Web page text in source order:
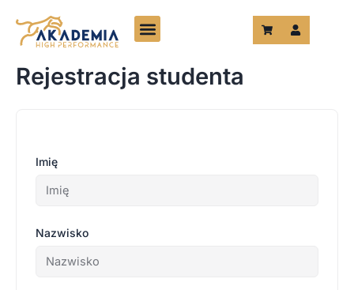
treści
Rejestracja studenta
Imię
Nazwisko